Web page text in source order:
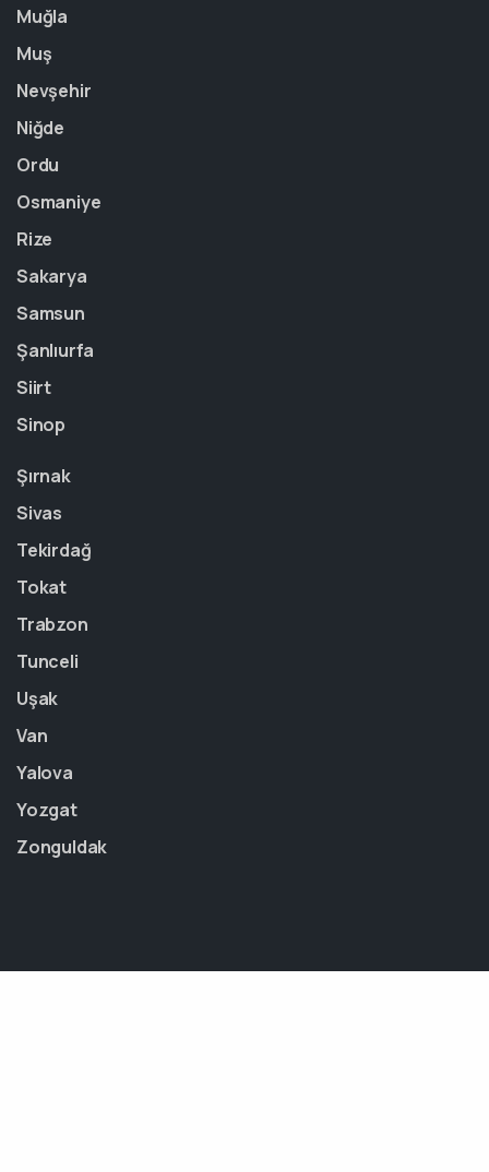
Muğla
Muş
Nevşehir
Niğde
Ordu
Osmaniye
Rize
Sakarya
Samsun
Şanlıurfa
Siirt
Sinop
Şırnak
Sivas
Tekirdağ
Tokat
Trabzon
Tunceli
Uşak
Van
Yalova
Yozgat
Zonguldak